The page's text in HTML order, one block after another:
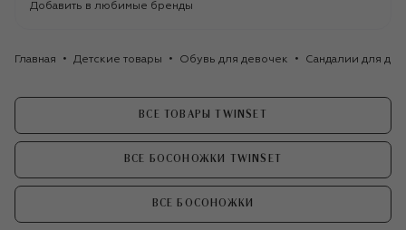
Добавить в любимые бренды
Главная Детские товары Обувь для девочек Сандалии для
ВСЕ ТОВАРЫ TWINSET
ВСЕ БОСОНОЖКИ TWINSET
ВСЕ БОСОНОЖКИ